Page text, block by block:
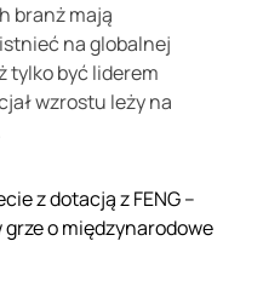
branż mają
na globalnej
tylko być liderem
wzrostu leży na